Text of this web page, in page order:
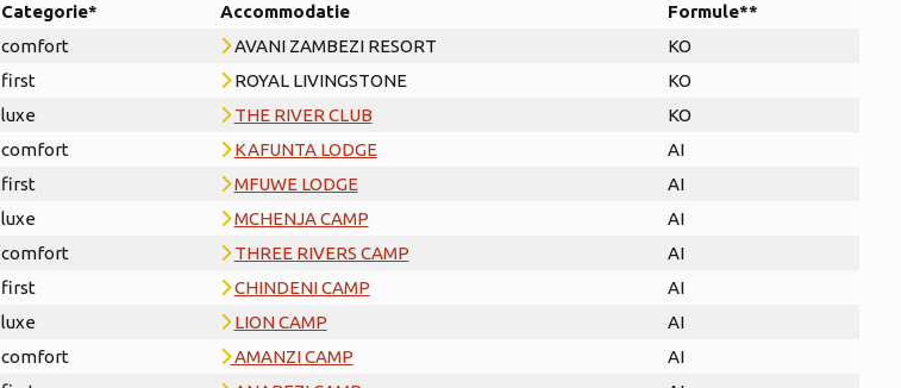
Categorie* Accommodatie
Formule**
comfort AVANI ZAMBEZI RESORT
KO
first
ROYAL LIVINGSTONE
KO
luxe
THE RIVER CLUB
KO
comfort KAFUNTA LODGE
AI
first
MFUWE LODGE
AI
luxe
MCHENJA CAMP
AI
comfort THREE RIVERS CAMP
AI
first
CHINDENI CAMP
AI
luxe
LION CAMP
AI
comfort AMANZI CAMP
AI